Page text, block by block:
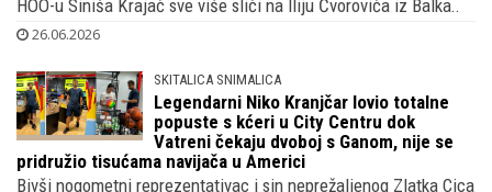
poklopac
Nakon novih uznemirujućih spoznaja o tajnim ugovorima u
HOO-u Siniša Krajač sve više sliči na Iliju Čvorovića iz Balka..
26.06.2026
SKITALICA SNIMALICA
Legendarni Niko Kranjčar lovio totalne
popuste s kćeri u City Centru dok